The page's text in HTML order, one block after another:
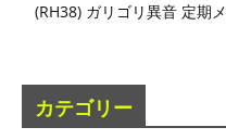
(RH38) ガリゴリ異音 定期
カテゴリー